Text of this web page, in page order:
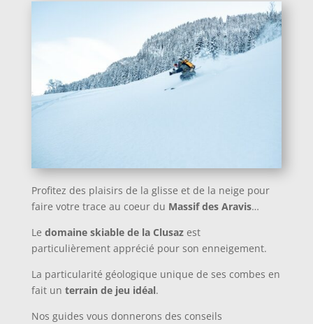
Profitez des plaisirs de la glisse et de la neige pour
faire votre trace au coeur du Massif des Aravis…
Le domaine skiable de la Clusazest
particulièrement apprécié pour son enneigement.
La particularité géologique unique de ses combes en
fait un terrain de jeu idéal.
Nos guides vous donnerons des conseils